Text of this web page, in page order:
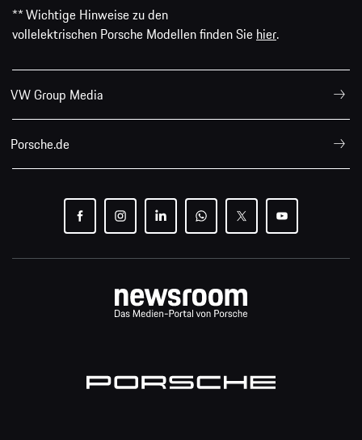
** Wichtige Hinweise zu den
vollelektrischen Porsche Modellen finden Sie hier.
VW Group Media
Porsche.de